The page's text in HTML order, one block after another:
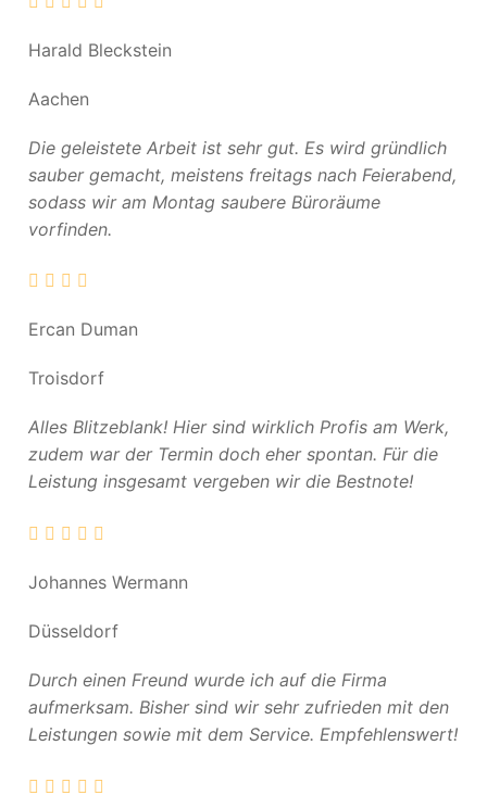
Harald Bleckstein
Aachen
Die geleistete Arbeit ist sehr gut. Es wird gründlich
sauber gemacht, meistens freitags nach Feierabend,
sodass wir am Montag saubere Büroräume
vorfinden.
Ercan Duman
Troisdorf
Alles Blitzeblank! Hier sind wirklich Profis am Werk,
zudem war der Termin doch eher spontan. Für die
Leistung insgesamt vergeben wir die Bestnote!
Johannes Wermann
Düsseldorf
Durch einen Freund wurde ich auf die Firma
aufmerksam. Bisher sind wir sehr zufrieden mit den
Leistungen sowie mit dem Service. Empfehlenswert!